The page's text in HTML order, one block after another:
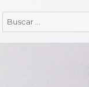
Buscar
por: